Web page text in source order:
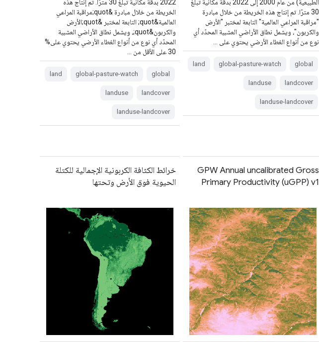
الطبيعية) من عام 2000 إلى 2022 بدقة مكانية تبلغ
30 مترًا. تم إنتاج هذه الخريطة من خلال مبادرة
"مراقبة المراعي العالمية" التابعة لمختبر "الأرض
والكربون"، ويشمل نطاق الأراضي العشبية المحدّد أي
نوع من أنواع الغطاء الأرضي يحتوي على …
global
global-pasture-watch
land
landcover
landuse
landuse-landcover
2022 بدقة مكانية تبلغ 30 مترًا. تم إنتاج هذه
الخريطة من خلال مبادرة &quot;مراقبة المراعي
العالمية&quot; التابعة لمختبر &quot;الأرض
والكربون&quot;، ويشمل نطاق الأراضي العشبية
المحدّد أي نوع من أنواع الغطاء الأرضي يحتوي على%
30 على الأقل من …
global
global-pasture-watch
land
landcover
landuse
landuse-landcover
GPW Annual uncalibrated Gross
Primary Productivity (uGPP) v1
خرائط الكثافة الكربونية الإجمالية للكتلة
الحيوية فوق الأرض وتحتها